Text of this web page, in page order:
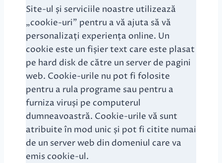
Site-ul și serviciile noastre utilizează
„cookie-uri” pentru a vă ajuta să vă
personalizați experiența online. Un
cookie este un fișier text care este plasat
pe hard disk de către un server de pagini
web. Cookie-urile nu pot fi folosite
pentru a rula programe sau pentru a
furniza viruși pe computerul
dumneavoastră. Cookie-urile vă sunt
atribuite în mod unic și pot fi citite numai
de un server web din domeniul care va
emis cookie-ul.